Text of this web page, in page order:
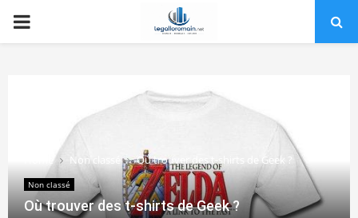
PRIMARY
Home Non classé Où trouver des t-shirts de Geek ?
Non classé
Où trouver des t-shirts de Geek ?